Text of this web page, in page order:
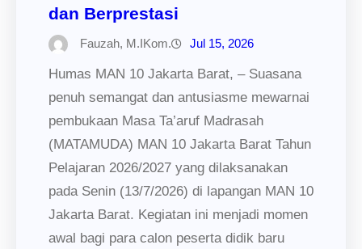
dan Berprestasi
Fauzah, M.IKom. Jul 15, 2026
Humas MAN 10 Jakarta Barat, – Suasana
penuh semangat dan antusiasme mewarnai
pembukaan Masa Ta’aruf Madrasah
(MATAMUDA) MAN 10 Jakarta Barat Tahun
Pelajaran 2026/2027 yang dilaksanakan
pada Senin (13/7/2026) di lapangan MAN 10
Jakarta Barat. Kegiatan ini menjadi momen
awal bagi para calon peserta didik baru